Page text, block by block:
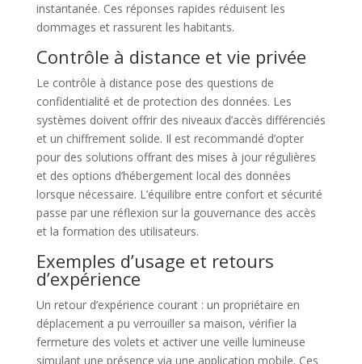
instantanée. Ces réponses rapides réduisent les
dommages et rassurent les habitants.
Contrôle à distance et vie privée
Le contrôle à distance pose des questions de
confidentialité et de protection des données. Les
systèmes doivent offrir des niveaux d’accès différenciés
et un chiffrement solide. Il est recommandé d’opter
pour des solutions offrant des mises à jour régulières
et des options d’hébergement local des données
lorsque nécessaire. L’équilibre entre confort et sécurité
passe par une réflexion sur la gouvernance des accès
et la formation des utilisateurs.
Exemples d’usage et retours
d’expérience
Un retour d’expérience courant : un propriétaire en
déplacement a pu verrouiller sa maison, vérifier la
fermeture des volets et activer une veille lumineuse
simulant une présence via une application mobile. Ces